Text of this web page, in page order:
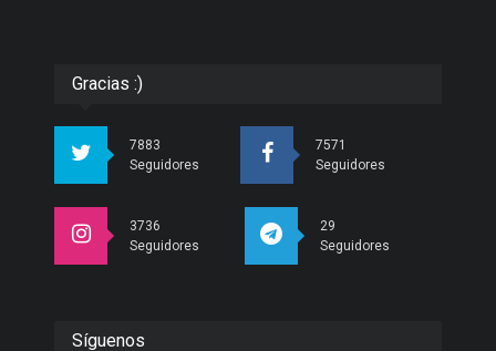
Gracias :)
7883
Seguidores
7571
Seguidores
3736
Seguidores
29
Seguidores
Síguenos